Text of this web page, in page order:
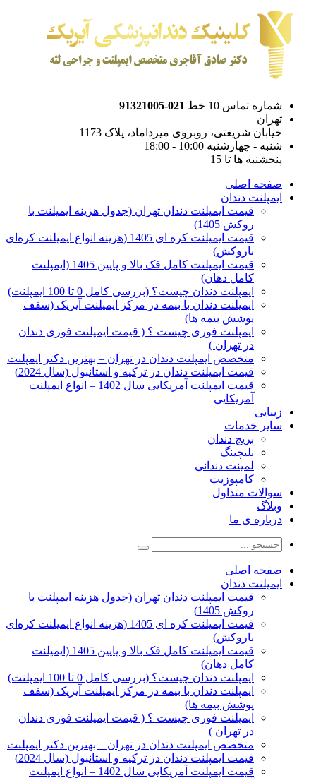
شماره تماس 10 خط
021-91321005
تهران
خیابان شریعتی، روبروی میرداماد، پلاک 1173
شنبه - چهارشنبه 10:00 - 18:00
پنجشنبه ها تا 15
صفحه اصلی
ایمپلنت دندان
قیمت ایمپلنت دندان تهران (جدول هزینه ایمپلنت با
روکش 1405)
قیمت ایمپلنت کره ای‌ 1405 (هزینه انواع ایمپلنت کره‌ای
با‌روکش)
قیمت ایمپلنت کامل فک بالا و پایین 1405 (ایمپلنت
کامل دهان)
ایمپلنت دندان چیست؟ (بررسی کامل 0 تا 100 ایمپلنت)
ایمپلنت دندان با بیمه در مرکز ایمپلنت آیریک (سقف
پوشش بیمه ها)
ایمپلنت فوری چیست ؟ ( قیمت ایمپلنت فوری دندان
در تهران )
متخصص ایمپلنت دندان در تهران – بهترین دکتر ایمپلنت
قیمت ایمپلنت دندان در ترکیه و استانبول (سال 2024)
قیمت ایمپلنت آمریکایی سال 1402 – انواع ایمپلنت
آمریکایی
زیبایی
سایر خدمات
بریج دندان
بلیچینگ
لمینت دندانی
کامپوزیت
سوالات متداول
وبلاگ
درباره ی ما
صفحه اصلی
ایمپلنت دندان
قیمت ایمپلنت دندان تهران (جدول هزینه ایمپلنت با
روکش 1405)
قیمت ایمپلنت کره ای‌ 1405 (هزینه انواع ایمپلنت کره‌ای
با‌روکش)
قیمت ایمپلنت کامل فک بالا و پایین 1405 (ایمپلنت
کامل دهان)
ایمپلنت دندان چیست؟ (بررسی کامل 0 تا 100 ایمپلنت)
ایمپلنت دندان با بیمه در مرکز ایمپلنت آیریک (سقف
پوشش بیمه ها)
ایمپلنت فوری چیست ؟ ( قیمت ایمپلنت فوری دندان
در تهران )
متخصص ایمپلنت دندان در تهران – بهترین دکتر ایمپلنت
قیمت ایمپلنت دندان در ترکیه و استانبول (سال 2024)
قیمت ایمپلنت آمریکایی سال 1402 – انواع ایمپلنت